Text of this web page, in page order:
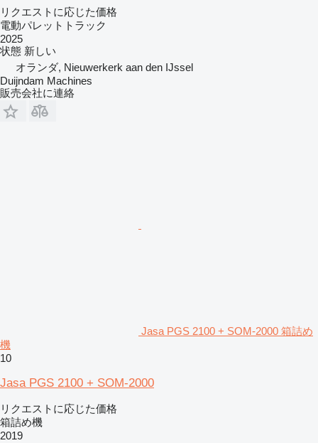
リクエストに応じた価格
電動パレットトラック
2025
状態 新しい
オランダ, Nieuwerkerk aan den IJssel
Duijndam Machines
販売会社に連絡
Jasa PGS 2100 + SOM-2000 箱詰め
機
10
Jasa PGS 2100 + SOM-2000
リクエストに応じた価格
箱詰め機
2019